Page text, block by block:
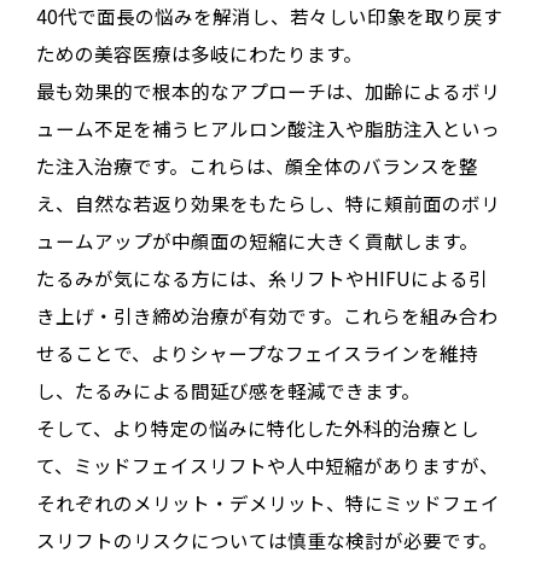
40代で面長の悩みを解消し、若々しい印象を取り戻す
ための美容医療は多岐にわたります。
最も効果的で根本的なアプローチは、加齢によるボリ
ューム不足を補う ヒアルロン酸注入や脂肪注入 といっ
た注入治療です。これらは、顔全体のバランスを整
え、自然な若返り効果をもたらし、特に頬前面のボリ
ュームアップが中顔面の短縮に大きく貢献します。
たるみが気になる方には、 糸リフトやHIFUによる引
き上げ・引き締め治療が有効です。これらを組み合わ
せることで、よりシャープなフェイスラインを維持
し、たるみによる間延び感を軽減できます。
そして、より特定の悩みに特化した外科的治療とし
て、ミッドフェイスリフトや人中短縮がありますが、
それぞれのメリット・デメリット、特にミッドフェイ
スリフトのリスクについては慎重な検討が必要です。